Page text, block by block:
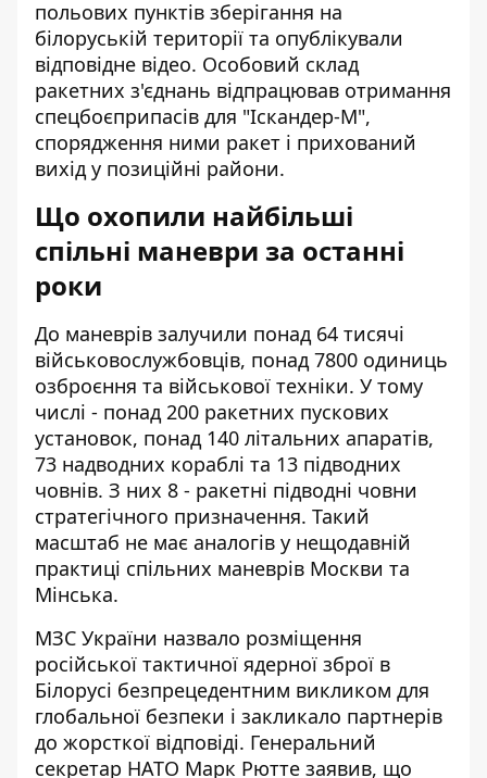
польових пунктів зберігання на
білоруській території та опублікували
відповідне відео. Особовий склад
ракетних з'єднань відпрацював отримання
спецбоєприпасів для "Іскандер-М",
спорядження ними ракет і прихований
вихід у позиційні райони.
Що охопили найбільші
спільні маневри за останні
роки
До маневрів залучили понад 64 тисячі
військовослужбовців, понад 7800 одиниць
озброєння та військової техніки. У тому
числі - понад 200 ракетних пускових
установок, понад 140 літальних апаратів,
73 надводних кораблі та 13 підводних
човнів. З них 8 - ракетні підводні човни
стратегічного призначення. Такий
масштаб не має аналогів у нещодавній
практиці спільних маневрів Москви та
Мінська.
МЗС України назвало розміщення
російської тактичної ядерної зброї в
Білорусі безпрецедентним викликом для
глобальної безпеки і закликало партнерів
до жорсткої відповіді. Генеральний
секретар НАТО Марк Рютте заявив, що